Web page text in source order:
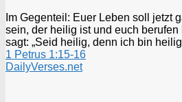
Im Gegenteil: Euer Leben soll jetzt
sein, der heilig ist und euch
sagt: „Seid heilig, denn ich bin
1 Petrus 1:15-16
DailyVerses.net